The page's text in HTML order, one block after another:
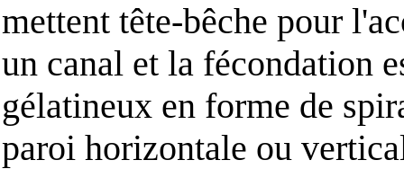
mettent tête-bêche pour
un canal et la fécondation
gélatineux en forme de
paroi horizontale ou